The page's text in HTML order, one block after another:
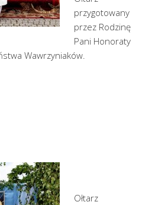
przygotowany
przez Rodzinę
Pani Honoraty
Wawrzyniaków.
Ołtarz